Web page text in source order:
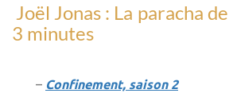
Joël Jonas : La paracha
3 minutes
– Confinement, saison 2